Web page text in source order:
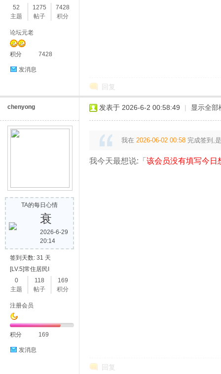
52
主题
1275
帖子
7428
积分
论坛元老
积分 7428
发消息
回复
chenyong
TA的每日心情
衰
2026-6-29
20:14
签到天数: 31 天
[LV.5]常住居民I
0
主题
118
帖子
169
积分
注册会员
积分 169
发消息
发表于 2026-6-2 00:58:49 | 显示全部
我在 2026-06-02 00:58 完成签到,是
我今天最想说:「 该会员没有填写今日
回复